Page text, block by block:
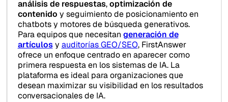
análisis de respuestas,optimización de
contenido y seguimiento de posicionamiento en
chatbots y motores de búsqueda generativos.
Para equipos que necesitan generación de
artículosy auditorías GEO/SEO, FirstAnswer
ofrece un enfoque centrado en aparecer como
primera respuesta en los sistemas de IA. La
plataforma es ideal para organizaciones que
desean maximizar su visibilidad en los resultados
conversacionales de IA.